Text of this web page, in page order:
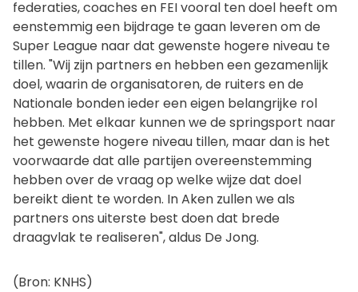
federaties, coaches en FEI vooral ten doel heeft om
eenstemmig een bijdrage te gaan leveren om de
Super League naar dat gewenste hogere niveau te
tillen. "Wij zijn partners en hebben een gezamenlijk
doel, waarin de organisatoren, de ruiters en de
Nationale bonden ieder een eigen belangrijke rol
hebben. Met elkaar kunnen we de springsport naar
het gewenste hogere niveau tillen, maar dan is het
voorwaarde dat alle partijen overeenstemming
hebben over de vraag op welke wijze dat doel
bereikt dient te worden. In Aken zullen we als
partners ons uiterste best doen dat brede
draagvlak te realiseren", aldus De Jong.
(Bron: KNHS)